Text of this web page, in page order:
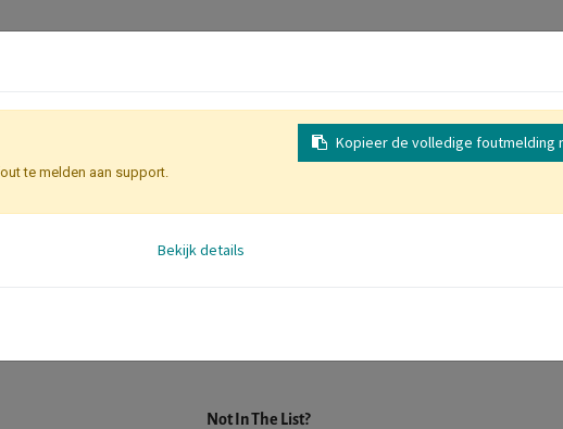
a company is selected it will auto-complete the form. If you don't find your
Not In The List?
Kopieer de volledige foutmelding
te melden aan support.
Bekijk details